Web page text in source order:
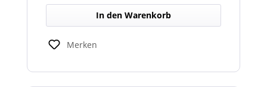
Arbeitsbereichen bei allen Fahrzeugtypen.
Balkenbreiten mit Scheinwerfermodulen
können geringfügig von den angegebenen
Standardbreiten abweichen. Modelle mit nur
2 Scheinwerfermodulen, können wahlweise
unbeleuchtet) haben. Die max. Anzahl der
In den Warenkorb
Merken